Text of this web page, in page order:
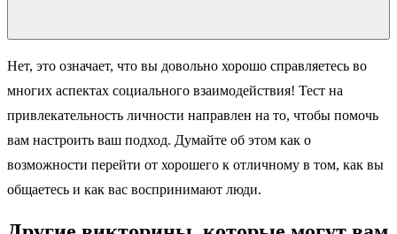
Нет, это означает, что вы довольно хорошо справляетесь во
многих аспектах социального взаимодействия! Тест на
привлекательность личности направлен на то, чтобы помочь
вам настроить ваш подход. Думайте об этом как о
возможности перейти от хорошего к отличному в том, как вы
общаетесь и как вас воспринимают люди.